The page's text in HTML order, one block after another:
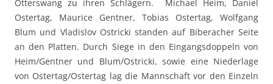
Otterswang zu ihren Schlägern. Michael Heim, Daniel
Ostertag, Maurice Gentner, Tobias Ostertag, Wolfgang
Blum und Vladislov Ostricki standen auf Biberacher Seite
an den Platten. Durch Siege in den Eingangsdoppeln von
Heim/Gentner und Blum/Ostricki, sowie eine Niederlage
von Ostertag/Ostertag lag die Mannschaft vor den Einzeln